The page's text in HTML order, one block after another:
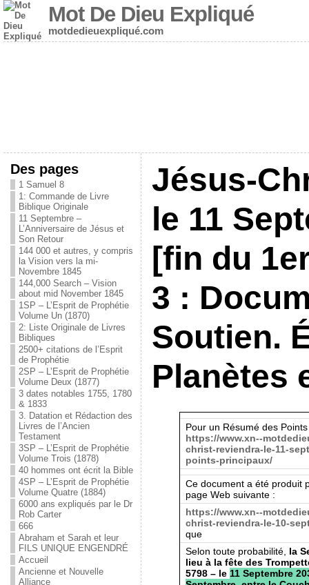
Mot De Dieu Expliqué
motdedieuexpliqué.com
Des pages
1 Samuel 8
1: Commande de Livre
Biblique Originale
11 Septembre –
L’Anniversaire de Jésus et
Son Retour
144 000 et autres, y compris
la Vision vers la mi-
Novembre 1845
144,000 Search – Vision
about mid November 1845
1SP – L’Esprit de Prophétie
Volume Un (1870)
2: Liste Originale de Livres
Bibliques
2500+ citations de l’Esprit
de Prophétie
2SP – L’Esprit de Prophétie
Volume Deux (1877)
3 dates notables 1755, 1780
& 1833
3. Datation et Rédaction des
Livres de l’Ancien
Testament
3SP – L’Esprit de Prophétie
Volume Trois (1878)
40 hommes ont écrit la Bible
4SP – L’Esprit de Prophétie
Volume Quatre (1884)
6000 ans expliqués par le Dr
Rob Carter
666
Abraham et Sarah et leur
FILS UNIQUE ENGENDRÉ
Accueil
Ancienne et Nouvelle
Alliance
Jésus-
le 11
[fin du
3 :
Soutien.
Planètes
Pour un Résumé des
https://www.xn--
christ-reviendra-le-11-
points-principaux/
Ce document a été produit
page Web suivante :
https://www.xn--
christ-reviendra-le-10-
que
Selon toute probabilité, la
lieu à la fête des
5798 – le 11 Septembre